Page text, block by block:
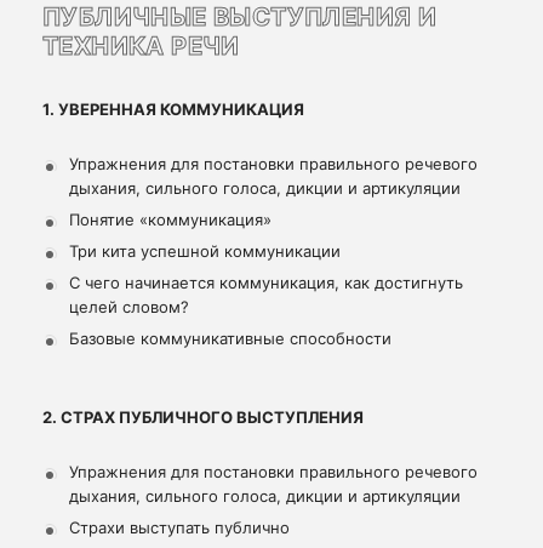
ПУБЛИЧНЫЕ ВЫСТУПЛЕНИЯ И
ТЕХНИКА РЕЧИ
1. УВЕРЕННАЯ КОММУНИКАЦИЯ
Упражнения для постановки правильного речевого
дыхания, сильного голоса, дикции и артикуляции
Понятие «коммуникация»
Три кита успешной коммуникации
С чего начинается коммуникация, как достигнуть
целей словом?
Базовые коммуникативные способности
2. СТРАХ ПУБЛИЧНОГО ВЫСТУПЛЕНИЯ
Упражнения для постановки правильного речевого
дыхания, сильного голоса, дикции и артикуляции
Страхи выступать публично